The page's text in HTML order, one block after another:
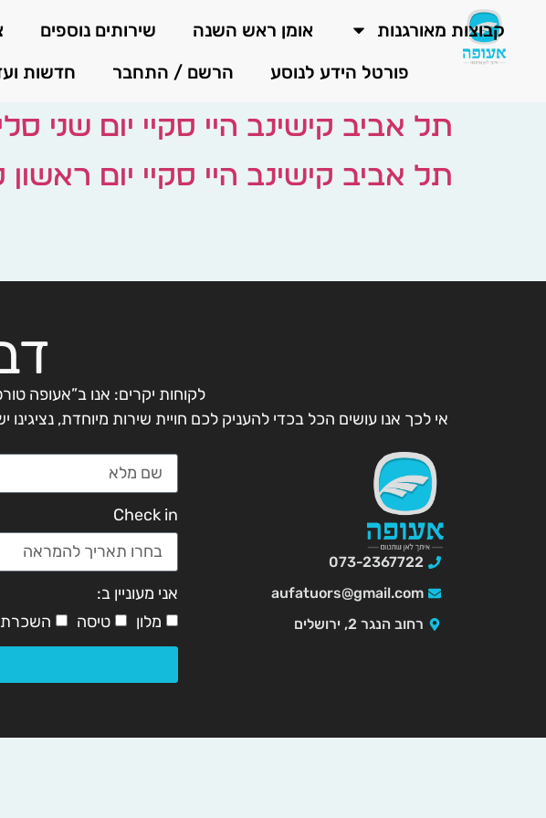
קבוצות מאורגנות אומן ראש השנה שירותים נוספים
פורטל הידע לנוסע
הרשם / התחבר חדשות
תל אביב קישינב היי סקיי יום שני
תל אביב קישינב היי סקיי יום ראשון
לקוחות יקרים: אנו ב”אעופה
אי לכך אנו עושים הכל בכדי להעניק לכם חויית שירות מיוחדת,
073-2367722
aufatuors@gmail.com
רחוב הנגר 2, ירושלים
Check in
אני מעוניין ב:
מלון
טיסה